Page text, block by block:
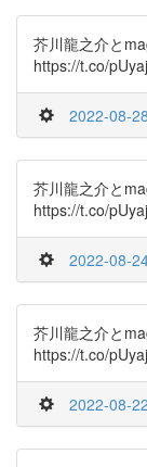
芥川龍之介と
https://t.co/
2022-08-
芥川龍之介と
https://t.co/
2022-08-
芥川龍之介と
https://t.co/
2022-08-